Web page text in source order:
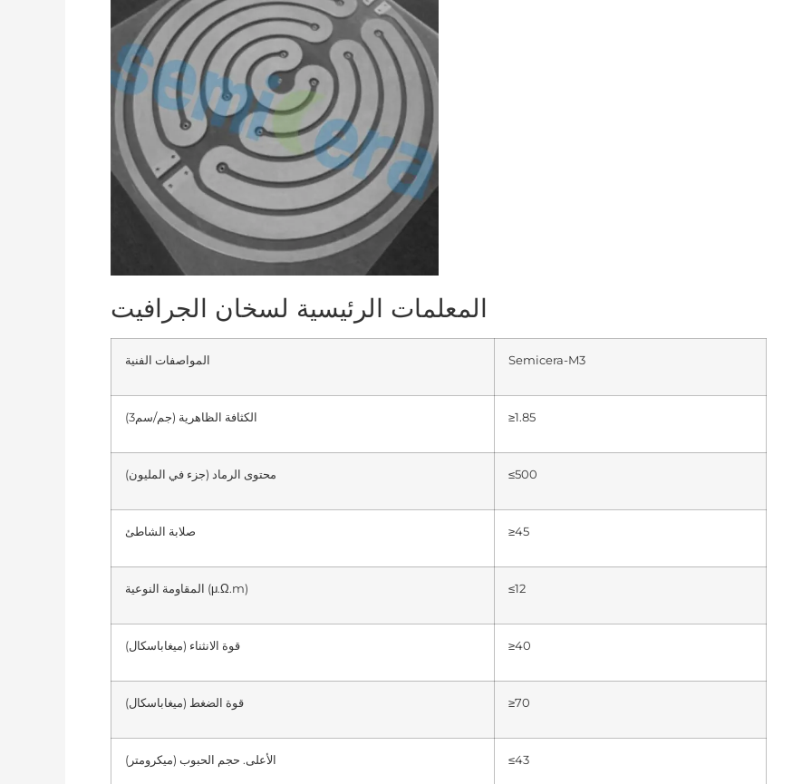
المعلمات الرئيسية لسخان الجرافيت
المواصفات الفنية Semicera-M3
≥1.85
محتوى الرماد (جزء في المليون) ≤500
صلابة الشاطئ ≥45
المقاومة النوعية (μ.Ω.m) ≤12
قوة الانثناء (ميغاباسكال) ≥40
قوة الضغط (ميغاباسكال) ≥70
الأعلى. حجم الحبوب (ميكرومتر) ≤43